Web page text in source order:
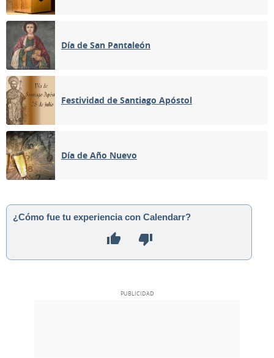
Día de San Pantaleón
Festividad de Santiago Apóstol
Día de Año Nuevo
¿Cómo fue tu experiencia con Calendarr?